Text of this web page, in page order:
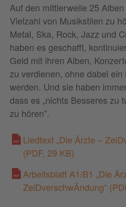
Auf den mittlerweile 25
Vielzahl von Musikstilen zu
Metal, Ska, Rock, Jazz und
haben es geschafft,
Geld mit ihren Alben,
zu verdienen, ohne dabei
werden. Und sie haben
dass es „nichts Besseres zu
zu hören”.
Liedtext „Die Ärzte –
(PDF, 29 KB)
Arbeitsblatt A1/B1 „Die
ZeiDverschwÄndung“